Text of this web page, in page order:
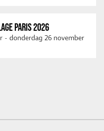
PARIS 2026
- donderdag 26 november